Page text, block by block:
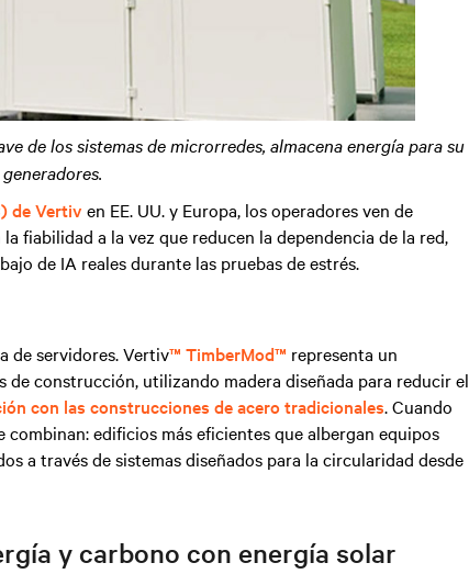
de los sistemas de microrredes, almacena energía para su
de Vertiv en EE. UU. y Europa, los operadores ven de
fiabilidad a la vez que reducen la dependencia de la red,
de IA reales durante las pruebas de estrés.
de servidores. Vertiv™ TimberMod™ representa un
construcción, utilizando madera diseñada para reducir el
con las construcciones de acero tradicionales. Cuando
combinan: edificios más eficientes que albergan equipos
a través de sistemas diseñados para la circularidad desde
y carbono con energía solar